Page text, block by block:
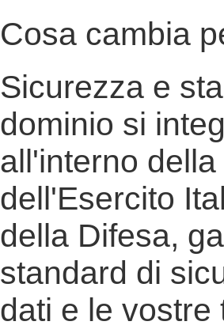
Cosa cambia
Sicurezza e
dominio si
all'interno
dell'Esercito
della Difesa,
standard di
dati e le vostre